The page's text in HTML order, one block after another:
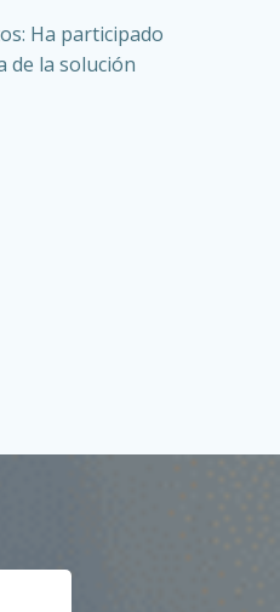
Ha participado
de la solución